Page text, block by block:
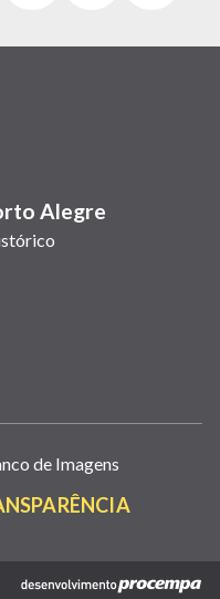
em
em
em
Alegre
de Imagens
(LINK
EM
NOVA